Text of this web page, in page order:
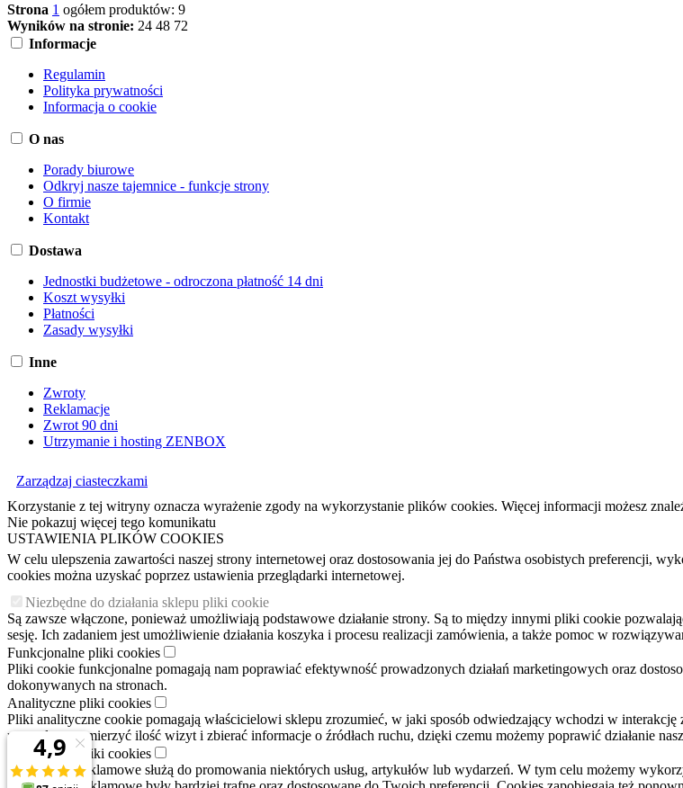
Strona 1 ogółem produktów: 9
Wyników na stronie: 24 48 72
Informacje
Regulamin
Polityka prywatności
Informacja o cookie
O nas
Porady biurowe
Odkryj nasze tajemnice - funkcje strony
O firmie
Kontakt
Dostawa
Jednostki budżetowe - odroczona płatność 14 dni
Koszt wysyłki
Płatności
Zasady wysyłki
Inne
Zwroty
Reklamacje
Zwrot 90 dni
Utrzymanie i hosting ZENBOX
Zarządzaj ciasteczkami
Korzystanie z tej witryny oznacza wyrażenie zgody na wykorzystanie plików cookies. Więcej informacji możesz
Nie pokazuj więcej tego komunikatu
USTAWIENIA PLIKÓW COOKIES
W celu ulepszenia zawartości naszej strony internetowej oraz dostosowania jej do Państwa osobistych preferencji,
cookies można uzyskać poprzez ustawienia przeglądarki internetowej.
Niezbędne do działania sklepu pliki cookie
Są zawsze włączone, ponieważ umożliwiają podstawowe działanie strony. Są to między innymi pliki cookie
sesję. Ich zadaniem jest umożliwienie działania koszyka i procesu realizacji zamówienia, a także pomoc w
Funkcjonalne pliki cookies
Pliki cookie funkcjonalne pomagają nam poprawiać efektywność prowadzonych działań marketingowych oraz
dokonywanych na stronach.
Analityczne pliki cookies
Pliki analityczne cookie pomagają właścicielowi sklepu zrozumieć, w jaki sposób odwiedzający wchodzi w
pozwala nam mierzyć ilość wizyt i zbierać informacje o źródłach ruchu, dzięki czemu możemy poprawić działanie
Reklamowe pliki cookies
Pliki cookie reklamowe służą do promowania niektórych usług, artykułów lub wydarzeń. W tym celu możemy